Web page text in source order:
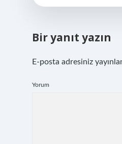
Bir yanıt yazın
E-posta adresiniz
Yorum